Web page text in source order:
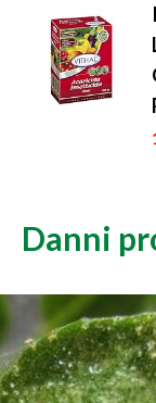
Danni